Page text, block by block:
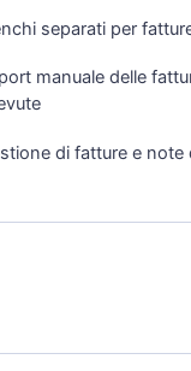
separati per
manuale delle
di fatture e note